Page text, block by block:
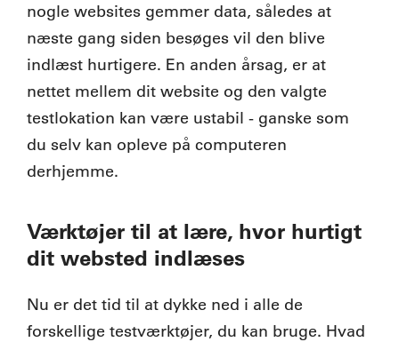
nogle websites gemmer data, således at
næste gang siden besøges vil den blive
indlæst hurtigere. En anden årsag, er at
nettet mellem dit website og den valgte
testlokation kan være ustabil - ganske som
du selv kan opleve på computeren
derhjemme.
Værktøjer til at lære, hvor hurtigt
dit websted indlæses
Nu er det tid til at dykke ned i alle de
forskellige testværktøjer, du kan bruge. Hvad